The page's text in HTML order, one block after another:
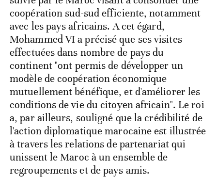
coopération sud-sud efficiente, notamment
avec les pays africains. A cet égard,
Mohammed VI a précisé que ses visites
effectuées dans nombre de pays du
continent "ont permis de développer un
modèle de coopération économique
mutuellement bénéfique, et d'améliorer les
conditions de vie du citoyen africain". Le roi
a, par ailleurs, souligné que la crédibilité de
l'action diplomatique marocaine est illustrée
à travers les relations de partenariat qui
unissent le Maroc à un ensemble de
regroupements et de pays amis.